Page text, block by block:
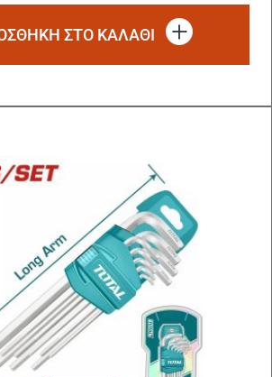
ΣΤΟ ΚΑΛΑΘΙ